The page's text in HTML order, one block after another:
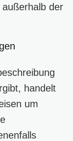
der
handelt
um